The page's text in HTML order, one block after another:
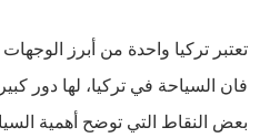
تعتبر تركيا واحدة من أبرز
فان السياحة في تركيا، لها دور
بعض النقاط التي توضح أهمية